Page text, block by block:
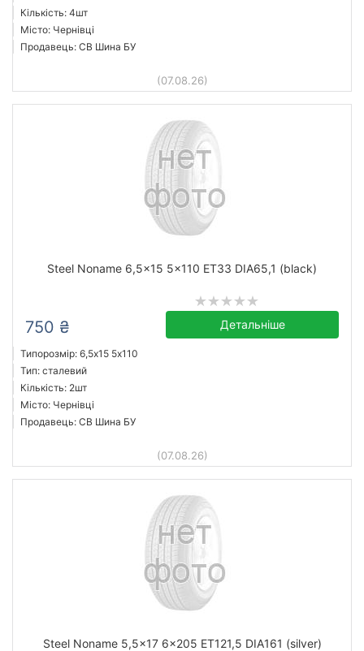
Кількість: 4шт
Місто: Чернівці
Продавець: СВ Шина БУ
(07.08.26)
Steel Noname 6,5x15 5x110 ET33 DIA65,1 (black)
750 ₴ Детальніше
Типорозмір: 6,5x15 5х110
Тип: сталевий
Кількість: 2шт
Місто: Чернівці
Продавець: СВ Шина БУ
(07.08.26)
Steel Noname 5,5x17 6x205 ET121,5 DIA161 (silver)